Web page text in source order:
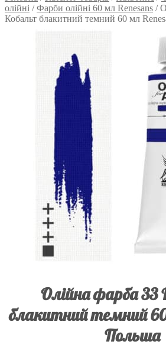
олійні /Фарби олійні 60 мл Renesans /
Кобальт блакитний темний 60 мл
Олійна фарба 33
блакитний темний
Польша